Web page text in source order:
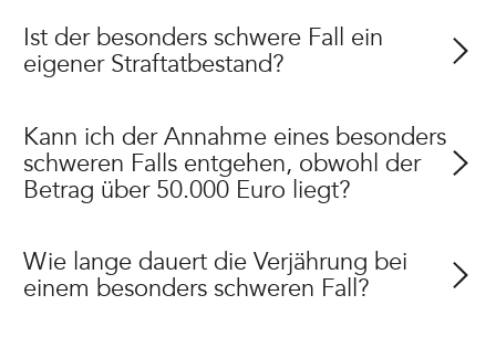
Ist der besonders schwere Fall ein
eigener Straftatbestand?
Kann ich der Annahme eines besonders
schweren Falls entgehen, obwohl der
Betrag über 50.000 Euro liegt?
Wie lange dauert die Verjährung bei
einem besonders schweren Fall?